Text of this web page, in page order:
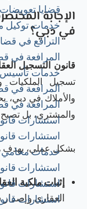
قضايا
خدمات توكيل
الترافع في
المرافعة في
خدمات
المرافعة في
المرافعة في
استشارات
استشارات
خدمات محامي
استشارات
استشارات
استشارات
الإجابة
في دبي؟
قانون التسجيل
تسجيل الملكيات
والأملاك في دبي،
والمشتري، بل
بشكل عملي، يهدف
إثبات ملكية
العقاري